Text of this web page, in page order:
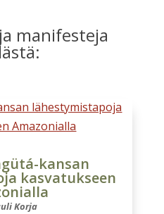
manifesteja
kansan
kasvatukseen
Korja